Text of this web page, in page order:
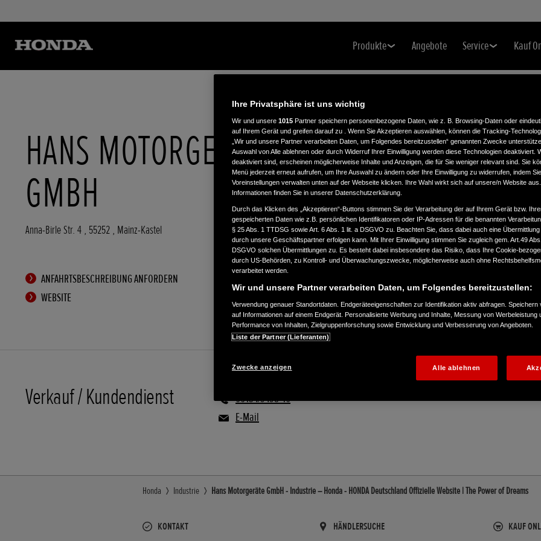
Produkte Angebote Service Kauf
HANS MOTORGERÄTE
GMBH
Anna-Birle Str. 4 , 55252 , Mainz-Kastel
ANFAHRTSBESCHREIBUNG ANFORDERN
WEBSITE
Verkauf / Kundendienst
06134/9498-10
E-Mail
Honda Industrie Hans Motorgeräte GmbH - Industrie – Honda - HONDA Deutschland Offizielle Website | The Power of Dreams
KONTAKT HÄNDLERSUCHE KAUF
Ihre Privatsphäre ist uns wichtig
Wir und unsere 1015 Partner speichern personenbezogene Daten, wie z. B. Browsing-Daten oder
auf Ihrem Gerät und greifen darauf zu . Wenn Sie Akzeptieren auswählen, können die Tracking-
„Wir und unsere Partner verarbeiten Daten, um Folgendes bereitzustellen“ genannten Zwecke
Auswahl von Alle ablehnen oder durch Widerruf Ihrer Einwilligung werden diese Technologien deaktiviert.
deaktiviert sind, erscheinen möglicherweise Inhalte und Anzeigen, die für Sie weniger relevant sind. Sie
Menü jederzeit erneut aufrufen, um Ihre Auswahl zu ändern oder Ihre Einwilligung zu widerrufen, indem
Voreinstellungen verwalten unten auf der Webseite klicken. Ihre Wahl wirkt sich auf unsere/n Website
Informationen finden Sie in unserer Datenschutzerklärung.
Durch das Klicken des „Akzeptieren“-Buttons stimmen Sie der Verarbeitung der auf Ihrem Gerät bzw.
gespeicherten Daten wie z.B. persönlichen Identifikatoren oder IP-Adressen für die benannten
§ 25 Abs. 1 TTDSG sowie Art. 6 Abs. 1 lit. a DSGVO zu. Beachten Sie, dass dabei auch eine Übermittlung
durch unsere Geschäftspartner erfolgen kann. Mit Ihrer Einwilligung stimmen Sie zugleich gem. Art.49
DSGVO solchen Übermittlungen zu. Es besteht dabei insbesondere das Risiko, dass Ihre Cookie-
durch US-Behörden, zu Kontroll- und Überwachungszwecke, möglicherweise auch ohne
verarbeitet werden.
Wir und unsere Partner verarbeiten Daten, um Folgendes bereitzustellen:
Verwendung genauer Standortdaten. Endgeräteeigenschaften zur Identifikation aktiv abfragen. Speichern
auf Informationen auf einem Endgerät. Personalisierte Werbung und Inhalte, Messung von Werbeleistung
Performance von Inhalten, Zielgruppenforschung sowie Entwicklung und Verbesserung von Angeboten.
Liste der Partner (Lieferanten)
Zwecke anzeigen Alle ablehnen